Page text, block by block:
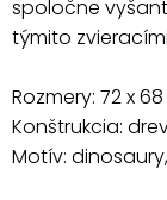
spoločne
týmito
Rozmery: 72 x
Konštrukcia:
Motív: